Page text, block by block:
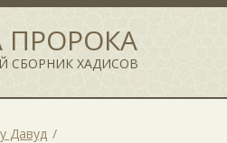
ПРОРОКА
СБОРНИК ХАДИСОВ
Давуд